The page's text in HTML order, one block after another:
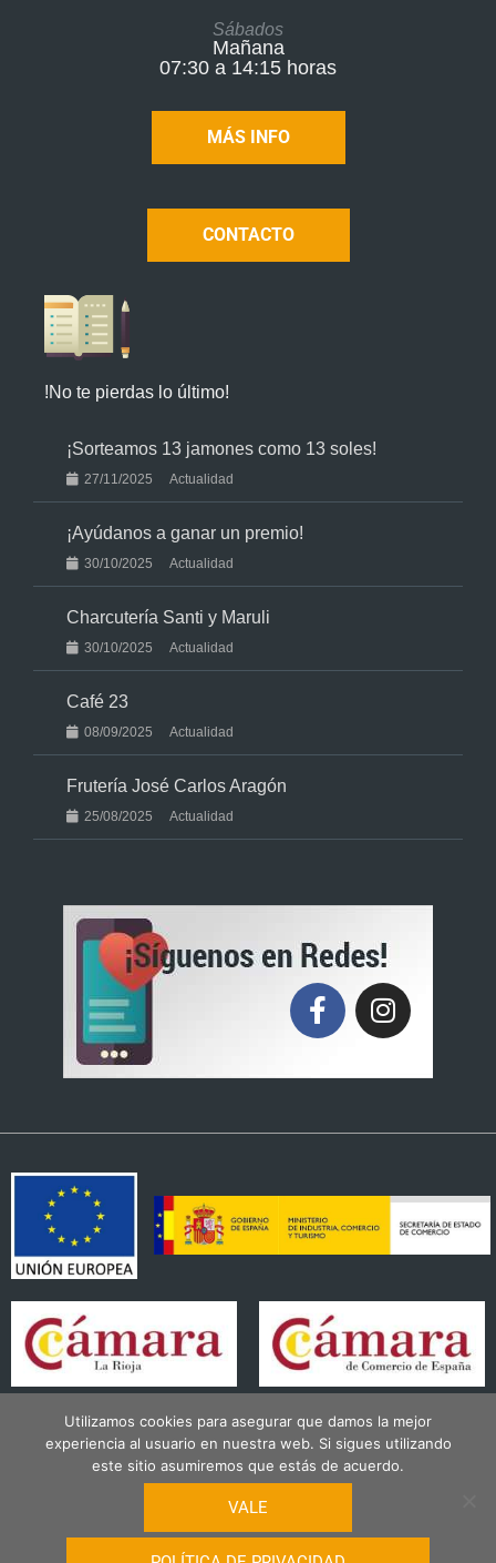
Sábados
Mañana
07:30 a 14:15 horas
MÁS INFO
CONTACTO
!No te pierdas lo último!
¡Sorteamos 13 jamones como 13 soles!
27/11/2025 Actualidad
¡Ayúdanos a ganar un premio!
30/10/2025 Actualidad
Charcutería Santi y Maruli
30/10/2025 Actualidad
Café 23
08/09/2025 Actualidad
Frutería José Carlos Aragón
25/08/2025 Actualidad
F
c
e
b
o
o
-
I
n
s
t
a
g
r
m
Mercado Del Corregidor
Utilizamos cookies para asegurar que damos la mejor
experiencia al usuario en nuestra web. Si sigues utilizando
este sitio asumiremos que estás de acuerdo.
VALE